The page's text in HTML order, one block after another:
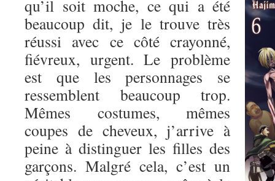
qu’il soit moche, ce qui a été
beaucoup dit, je le trouve très
réussi avec ce côté crayonné,
fiévreux, urgent. Le problème
est que les personnages se
ressemblent beaucoup trop.
Mêmes costumes, mêmes
coupes de cheveux, j’arrive à
peine à distinguer les filles des
garçons. Malgré cela, c’est un